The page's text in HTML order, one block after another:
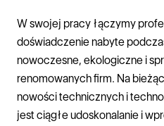
W swojej pracy łączymy
doświadczenie nabyte
nowoczesne, ekologiczne i
renomowanych firm. Na
nowości technicznych i
jest ciągłe udoskonalanie i